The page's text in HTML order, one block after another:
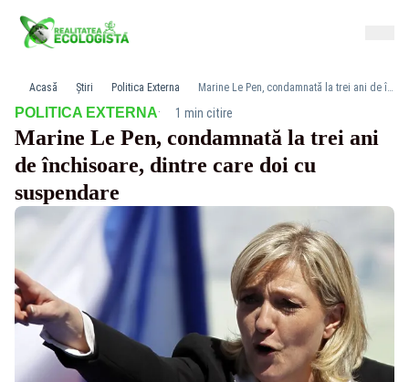
Acasă Știri Politica Externa Marine Le Pen, condamnată la trei ani de închisoare, dintre care doi cu suspendare
POLITICA EXTERNA· 1 min citire
Marine Le Pen, condamnată la trei ani
de închisoare, dintre care doi cu
suspendare